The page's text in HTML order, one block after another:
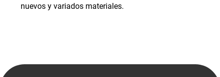
nuevos y variados materiales.